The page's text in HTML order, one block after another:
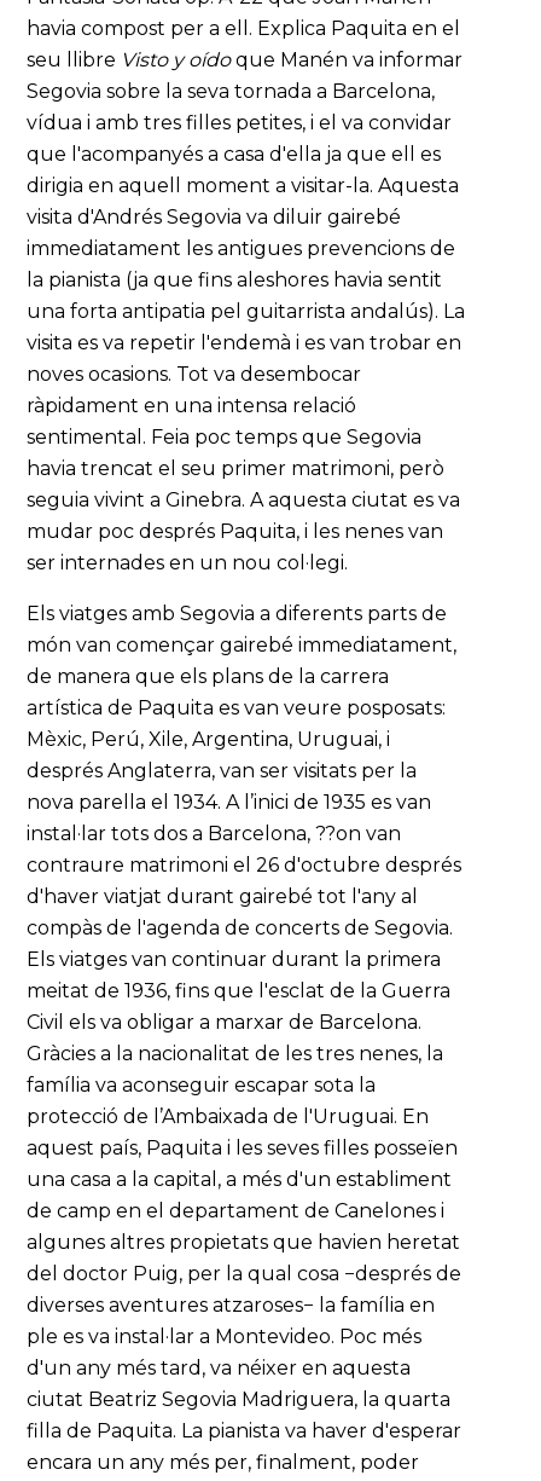
havia compost per a ell. Explica Paquita en el
seu llibre Visto y oídoque Manén va informar
Segovia sobre la seva tornada a Barcelona,
vídua i amb tres filles petites, i el va convidar
que l'acompanyés a casa d'ella ja que ell es
dirigia en aquell moment a visitar-la. Aquesta
visita d'Andrés Segovia va diluir gairebé
immediatament les antigues prevencions de
la pianista (ja que fins aleshores havia sentit
una forta antipatia pel guitarrista andalús). La
visita es va repetir l'endemà i es van trobar en
noves ocasions. Tot va desembocar
ràpidament en una intensa relació
sentimental. Feia poc temps que Segovia
havia trencat el seu primer matrimoni, però
seguia vivint a Ginebra. A aquesta ciutat es va
mudar poc després Paquita, i les nenes van
ser internades en un nou col·legi.
Els viatges amb Segovia a diferents parts de
món van començar gairebé immediatament,
de manera que els plans de la carrera
artística de Paquita es van veure posposats:
Mèxic, Perú, Xile, Argentina, Uruguai, i
després Anglaterra, van ser visitats per la
nova parella el 1934. A l’inici de 1935 es van
instal·lar tots dos a Barcelona, ??on van
contraure matrimoni el 26 d'octubre després
d'haver viatjat durant gairebé tot l'any al
compàs de l'agenda de concerts de Segovia.
Els viatges van continuar durant la primera
meitat de 1936, fins que l'esclat de la Guerra
Civil els va obligar a marxar de Barcelona.
Gràcies a la nacionalitat de les tres nenes, la
família va aconseguir escapar sota la
protecció de l’Ambaixada de l'Uruguai. En
aquest país, Paquita i les seves filles posseïen
una casa a la capital, a més d'un establiment
de camp en el departament de Canelones i
algunes altres propietats que havien heretat
del doctor Puig, per la qual cosa −després de
diverses aventures atzaroses− la família en
ple es va instal·lar a Montevideo. Poc més
d'un any més tard, va néixer en aquesta
ciutat Beatriz Segovia Madriguera, la quarta
filla de Paquita. La pianista va haver d'esperar
encara un any més per, finalment, poder